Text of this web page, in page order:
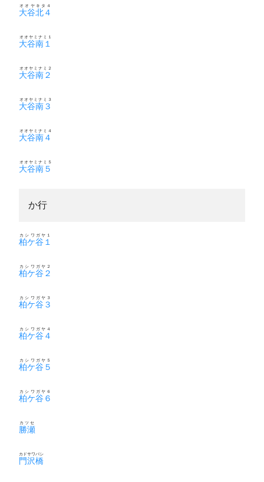
大谷北４
オオヤキタ４
大谷南１
オオヤミナミ１
大谷南２
オオヤミナミ２
大谷南３
オオヤミナミ３
大谷南４
オオヤミナミ４
大谷南５
オオヤミナミ５
か行
柏ケ谷１
カシワガヤ１
柏ケ谷２
カシワガヤ２
柏ケ谷３
カシワガヤ３
柏ケ谷４
カシワガヤ４
柏ケ谷５
カシワガヤ５
柏ケ谷６
カシワガヤ６
勝瀬
カツセ
門沢橋
カドサワバシ